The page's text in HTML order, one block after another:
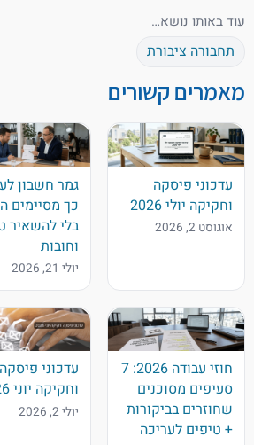
עוד באותו נושא…
תחבורה ציבורת
מאמרים קשורים
עדכוני פיסקה
וחקיקה יולי 2026
אוגוסט 2, 2026
גמר חשבון
כך מסיימים
בלי להשאיר
וחובות
יולי 21, 2026
חוזי עבודה 2026: 7
סעיפים מסוכנים
שחוזרים בביקורות
+ טיפים לעריכה
עדכוני פיסקה
וחקיקה יוני 2026
יולי 2, 2026